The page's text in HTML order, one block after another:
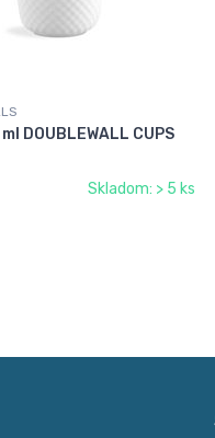
DOUBLEWALL CUPS
Skladom: > 5 ks